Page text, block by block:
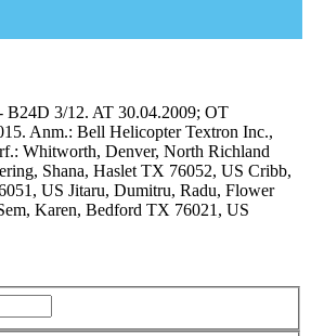
B24D 3/12. AT 30.04.2009; OT
Anm.: Bell Helicopter Textron Inc.,
Whitworth, Denver, North Richland
Shana, Haslet TX 76052, US Cribb,
US Jitaru, Dumitru, Radu, Flower
Karen, Bedford TX 76021, US